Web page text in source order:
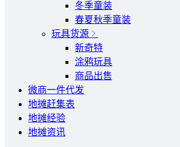
冬季童装
春夏秋季童装
玩具货源
新奇特
涂鸦玩具
商品出售
微商一件代发
地摊赶集表
地摊经验
地摊资讯